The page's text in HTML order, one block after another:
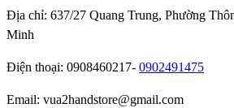
Địa chỉ: 637/27 Quang Trung, Phường
Minh
Điện thoại: 0908460217- 0902491475
Email: vua2handstore@gmail.com